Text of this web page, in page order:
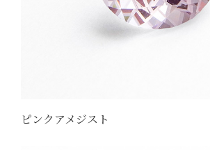
ピンクアメジスト